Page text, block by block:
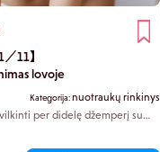
11】
lovoje
Kategorija:nuotraukų rinkinys
per didelę džemperį su